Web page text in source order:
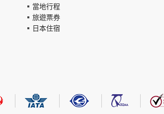
當地行程
旅遊票券
日本住宿